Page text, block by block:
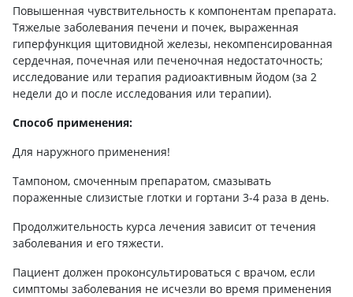
Повышенная чувствительность к компонентам препарата.
Тяжелые заболевания печени и почек, выраженная
гиперфункция щитовидной железы, некомпенсированная
сердечная, почечная или печеночная недостаточность;
исследование или терапия радиоактивным йодом (за 2
недели до и после исследования или терапии).
Способ применения:
Для наружного применения!
Тампоном, смоченным препаратом, смазывать
пораженные слизистые глотки и гортани 3-4 раза в день.
Продолжительность курса лечения зависит от течения
заболевания и его тяжести.
Пациент должен проконсультироваться с врачом, если
симптомы заболевания не исчезли во время применения